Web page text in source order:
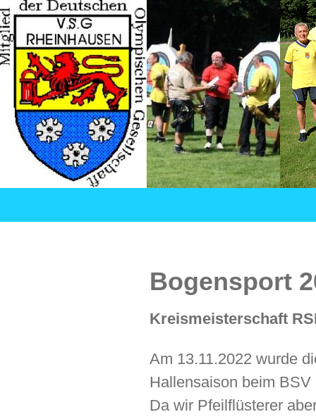
Bogensport
Kreismeisterschaft
Am 13.11.2022 wurde
Hallensaison beim
Da wir Pfeilflüsterer